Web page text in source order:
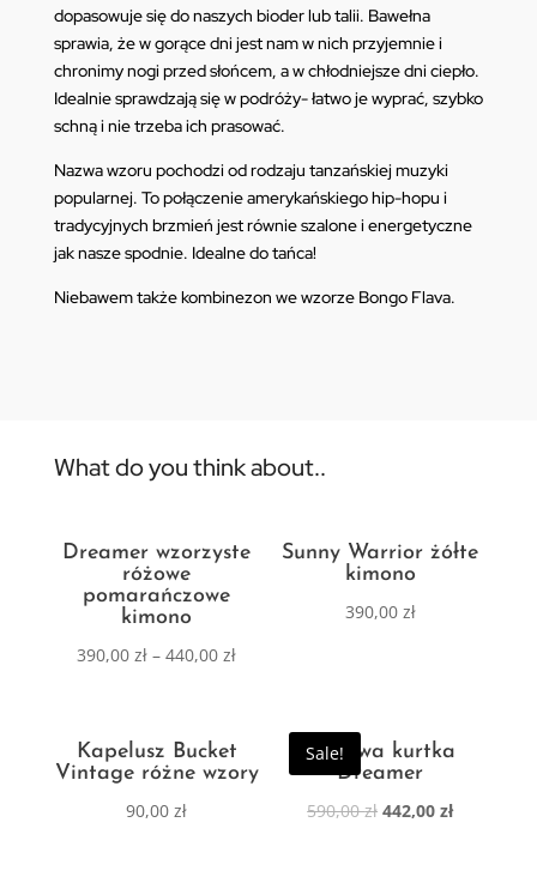
dopasowuje się do naszych bioder lub talii. Bawełna
sprawia, że w gorące dni jest nam w nich przyjemnie i
chronimy nogi przed słońcem, a w chłodniejsze dni ciepło.
Idealnie sprawdzają się w podróży- łatwo je wyprać, szybko
schną i nie trzeba ich prasować.
Nazwa wzoru pochodzi od rodzaju tanzańskiej muzyki
popularnej. To połączenie amerykańskiego hip-hopu i
tradycyjnych brzmień jest równie szalone i energetyczne
jak nasze spodnie. Idealne do tańca!
Niebawem także kombinezon we wzorze Bongo Flava.
What do you think about..
Dreamer wzorzyste
różowe
pomarańczowe
kimono
390,00zł –440,00zł
Sunny Warrior żółte
kimono
390,00 zł
Kapelusz Bucket
Vintage różne wzory
90,00zł
Sale!
Zimowa kurtka
Dreamer
590,00zł 442,00zł